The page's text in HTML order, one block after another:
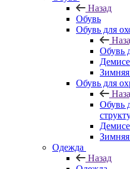
Назад
Обувь
Обувь для
Обувь
Обувь для
Обувь
Одежда
Назад